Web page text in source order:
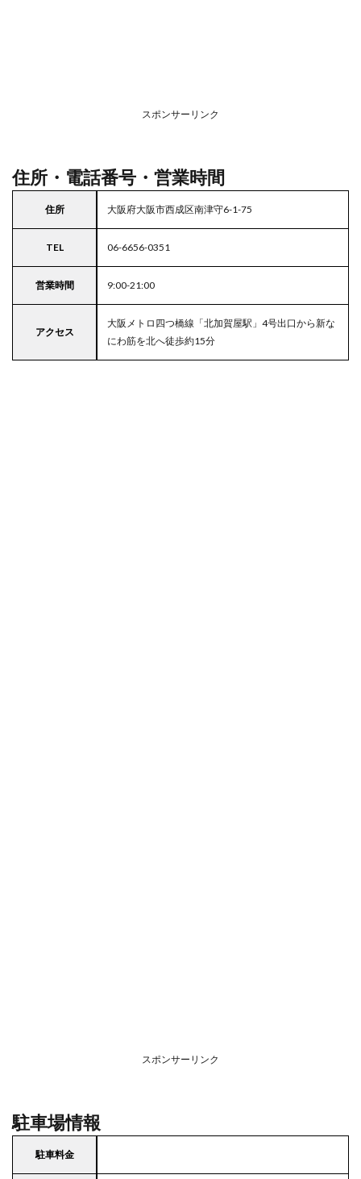
イフ
スポンサーリンク
住所・電話番号・営業時間
住所 大阪府大阪市西成区南津守6-1-75
TEL 06-6656-0351
営業時間 9:00-21:00
アクセス
大阪メトロ四つ橋線「北加賀屋駅」4号出口から新な
にわ筋を北へ徒歩約15分
スポンサーリンク
駐車場情報
駐車料金